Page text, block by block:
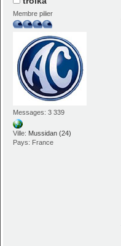
Membre pilier
Messages: 3 339
Ville: Mussidan (24)
Pays: France